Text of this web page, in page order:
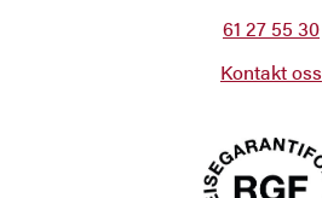
61 27 55 30
Kontakt oss